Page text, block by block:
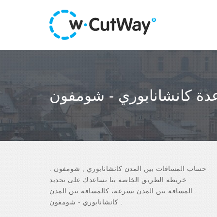
كانشانابوري - شومفون
حساب المسافات بين المدن كانشانابوري , شومفون .
خريطة الطريق الخاصة بنا تساعدك على تحديد
المسافة بين المدن بسرعة، كالمسافة بين المدن